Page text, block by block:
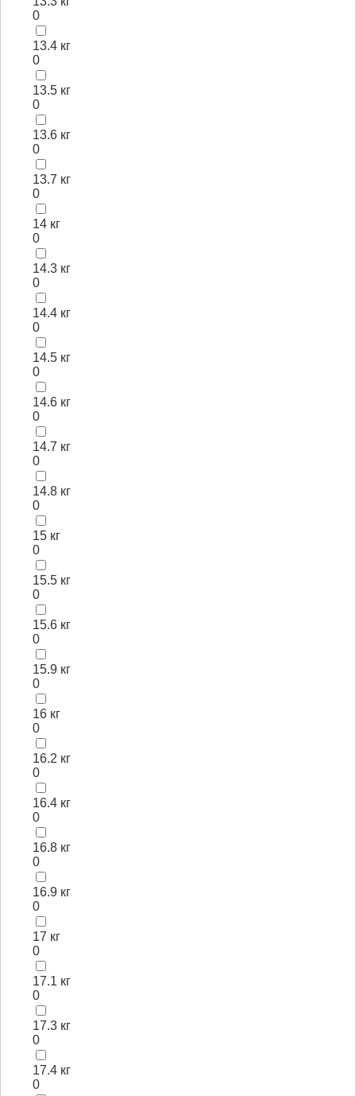
0
13.4 кг
0
13.5 кг
0
13.6 кг
0
13.7 кг
0
14 кг
0
14.3 кг
0
14.4 кг
0
14.5 кг
0
14.6 кг
0
14.7 кг
0
14.8 кг
0
15 кг
0
15.5 кг
0
15.6 кг
0
15.9 кг
0
16 кг
0
16.2 кг
0
16.4 кг
0
16.8 кг
0
16.9 кг
0
17 кг
0
17.1 кг
0
17.3 кг
0
17.4 кг
0